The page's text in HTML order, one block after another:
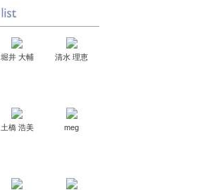
堀井 大輔 清水 理恵
土橋 浩美 meg